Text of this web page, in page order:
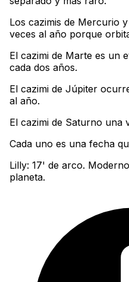
Los cazimis de Mercurio
veces al año porque
El cazimi de Marte es un
cada dos años.
El cazimi de Júpiter
al año.
El cazimi de Saturno una
Cada uno es una fecha
Lilly: 17' de arco.
planeta.